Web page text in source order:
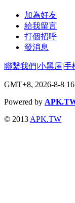
加為好友
給我留言
打個招呼
發消息
聯繫我們|小黑屋|手
GMT+8, 2026-8-8
Powered by
© 2013 APK.TW